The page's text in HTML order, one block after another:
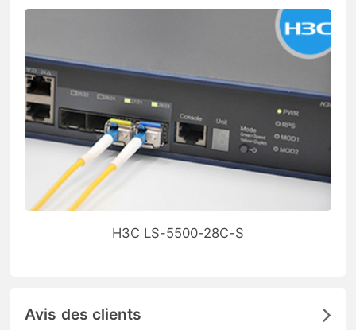
H3C LS-5500-28C-S
Avis des clients